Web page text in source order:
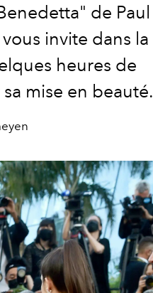
de Paul
invite dans la
heures de
mise en beauté.